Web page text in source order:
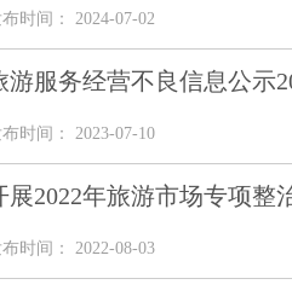
时间： 2024-07-02
游服务经营不良信息公示
时间： 2023-07-10
展2022年旅游市场专项整
时间： 2022-08-03